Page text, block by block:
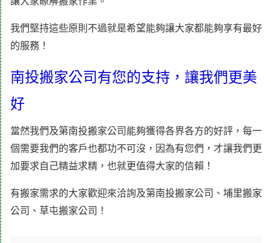
我們堅持這些原則不過就是希望能夠讓大家都能夠享有最好
的服務！
南投搬家公司有您的支持，讓我們更美
好
當然我們及第南投搬家公司能夠獲得各界各方的好評，每一
個需要我們的客戶也都功不可沒，因為有您們，才讓我們更
加要求自己精益求精，也就更值得大家的信賴！
有搬家需求的大家歡迎來洽詢及第南投搬家公司、埔里搬家
公司、草屯搬家公司！